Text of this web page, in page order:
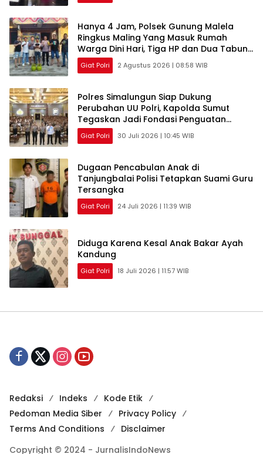
Hanya 4 Jam, Polsek Gunung Malela
Ringkus Maling Yang Masuk Rumah
Warga Dini Hari, Tiga HP dan Dua Tabung
Gas Berhasil Diamankan
Giat Polri 2 Agustus 2026 | 08:58 WIB
Polres Simalungun Siap Dukung
Perubahan UU Polri, Kapolda Sumut
Tegaskan Jadi Fondasi Penguatan
Profesionalisme dan Akuntabilitas
Personel
Giat Polri 30 Juli 2026 | 10:45 WIB
Dugaan Pencabulan Anak di
Tanjungbalai Polisi Tetapkan Suami Guru
Tersangka
Giat Polri 24 Juli 2026 | 11:39 WIB
Diduga Karena Kesal Anak Bakar Ayah
Kandung
Giat Polri 18 Juli 2026 | 11:57 WIB
Redaksi Indeks
Kode Etik
Pedoman Media Siber
Privacy Policy
Terms And Conditions
Disclaimer
Copyright © 2024 - JurnalisIndoNews